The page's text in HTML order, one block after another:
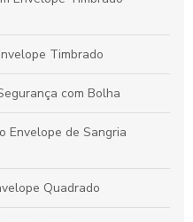
Como Escolher e Usar
de segurança para
Timbrado
com Bolha
Envelope de Sangria
Quadrado